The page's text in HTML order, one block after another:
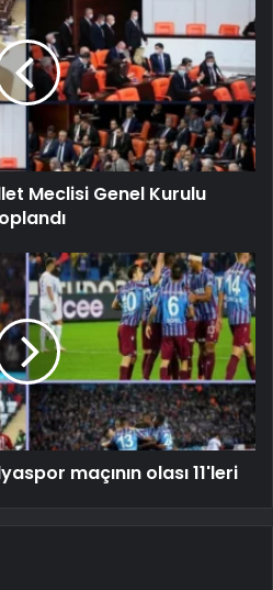
Meclisi Genel Kurulu
maçının olası 11'leri